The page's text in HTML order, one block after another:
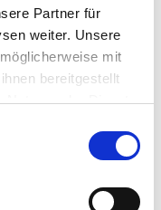
Partner für
weiter. Unsere
mit
bereitgestellt
Nutzung der Dienste